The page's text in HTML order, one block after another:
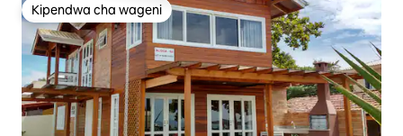
Kipendwa cha wageni
Kipendwa cha wageni